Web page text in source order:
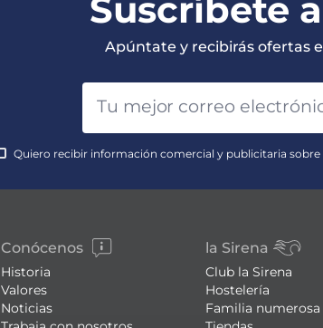
Suscríbete
Apúntate y recibirás ofertas
Quiero recibir información comercial y publicitaria
Conócenos
Historia
Valores
Noticias
la Sirena
Club la Sirena
Hostelería
Familia numerosa